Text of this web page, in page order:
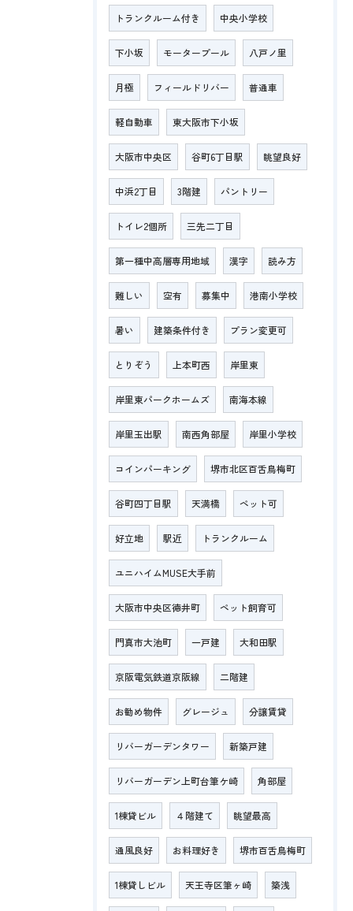
トランクルーム付き 中央小学校
下小坂 モータープール 八戸ノ里
月極 フィールドリバー 普通車
軽自動車 東大阪市下小坂
大阪市中央区 谷町6丁目駅 眺望良好
中浜2丁目 3階建 パントリー
トイレ2個所 三先二丁目
第一種中高層専用地域 漢字 読み方
難しい 空有 募集中 港南小学校
暑い 建築条件付き プラン変更可
とりぞう 上本町西 岸里東
岸里東パークホームズ 南海本線
岸里玉出駅 南西角部屋 岸里小学校
コインパーキング 堺市北区百舌鳥梅町
谷町四丁目駅 天満橋 ペット可
好立地 駅近 トランクルーム
ユニハイムMUSE大手前
大阪市中央区徳井町 ペット飼育可
門真市大池町 一戸建 大和田駅
京阪電気鉄道京阪線 二階建
お勧め物件 グレージュ 分譲賃貸
リバーガーデンタワー 新築戸建
リバーガーデン上町台筆ケ崎 角部屋
1棟貸ビル ４階建て 眺望最高
通風良好 お料理好き 堺市百舌鳥梅町
1棟貸しビル 天王寺区筆ヶ崎 築浅